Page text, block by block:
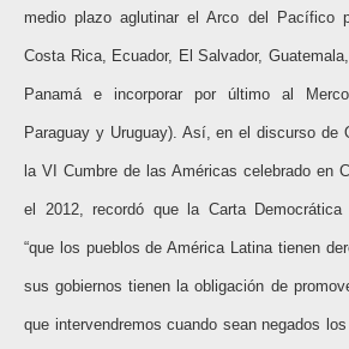
medio plazo aglutinar el Arco del Pacífico
Costa Rica, Ecuador, El Salvador,
Panamá e incorporar por último al
Paraguay y Uruguay). Así, en el discurso de
la VI Cumbre de las Américas celebrado en
el 2012, recordó que la Carta Democrática
“que los pueblos de América Latina tienen
sus gobiernos tienen la obligación de
que intervendremos cuando sean negados